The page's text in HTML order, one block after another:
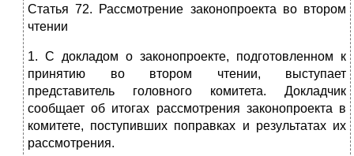
Статья 72. Рассмотрение законопроекта во втором
чтении
1. С докладом о законопроекте, подготовленном к
принятию во втором чтении, выступает
представитель головного комитета. Докладчик
сообщает об итогах рассмотрения законопроекта в
комитете, поступивших поправках и результатах их
рассмотрения.